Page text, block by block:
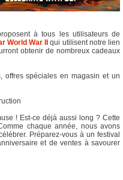
à tous les utilisateurs de
World War II
qui utilisent notre lien
obtenir de nombreux cadeaux
offres spéciales en magasin et un
! Est-ce déjà aussi long ? Cette
chaque année, nous avons
Préparez-vous à un festival
et de ventes à savourer